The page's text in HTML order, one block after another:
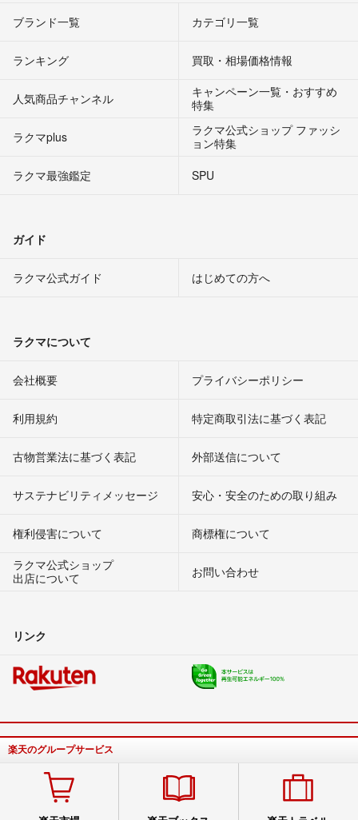
ブランド一覧 カテゴリ一覧
ランキング 買取・相場価格情報
人気商品チャンネル
キャンペーン一覧・おすすめ
特集
ラクマplus
ラクマ公式ショップ ファッシ
ョン特集
ラクマ最強鑑定
SPU
ガイド
ラクマ公式ガイド はじめての方へ
ラクマについて
会社概要 プライバシーポリシー
利用規約 特定商取引法に基づく表記
古物営業法に基づく表記 外部送信について
サステナビリティメッセージ 安心・安全のための取り組み
権利侵害について
商標権について
ラクマ公式ショップ
出店について
お問い合わせ
リンク
楽天のグループサービス